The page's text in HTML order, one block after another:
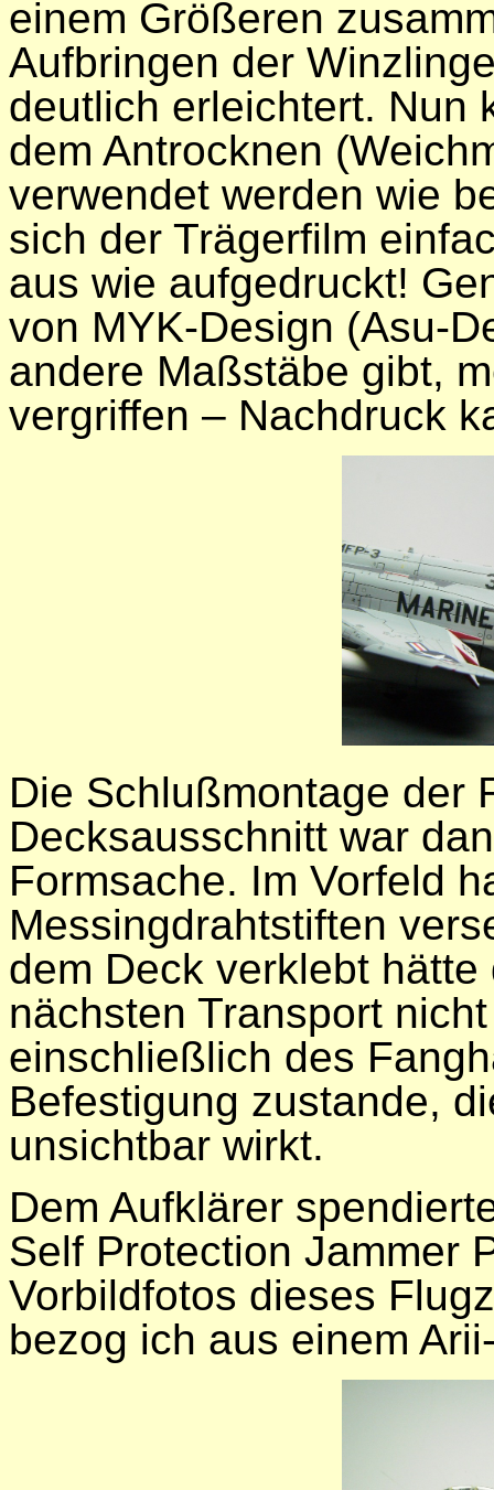
einem Größeren
Aufbringen der
deutlich erleichtert. Nun
dem Antrocknen
verwendet werden wie
sich der Trägerfilm
aus wie aufgedruckt!
von MYK-Design (Asu-
andere Maßstäbe gibt,
vergriffen – Nachdruck
Die Schlußmontage der
Decksausschnitt war
Formsache. Im Vorfeld
Messingdrahtstiften
dem Deck verklebt
nächsten Transport
einschließlich des
Befestigung zustande,
unsichtbar wirkt.
Dem Aufklärer
Self Protection Jammer
Vorbildfotos dieses
bezog ich aus einem